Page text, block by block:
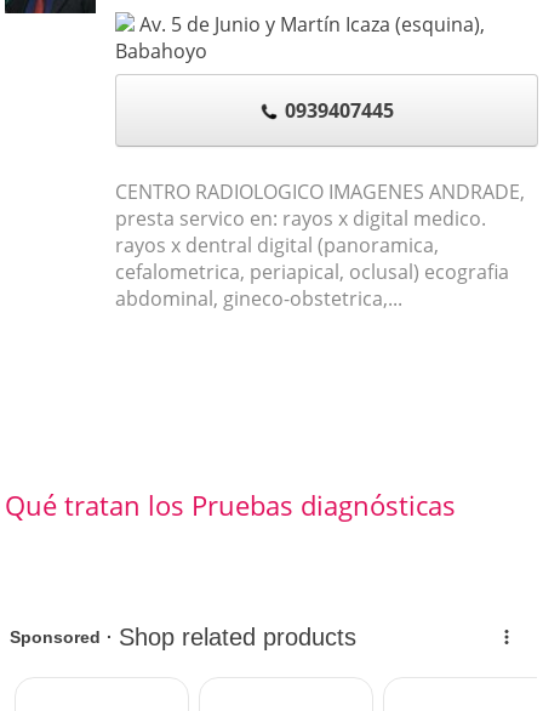
Av. 5 de Junio y Martín Icaza (esquina),
Babahoyo
0939407445
CENTRO RADIOLOGICO IMAGENES ANDRADE,
presta servico en: rayos x digital medico.
rayos x dentral digital (panoramica,
cefalometrica, periapical, oclusal) ecografia
abdominal, gineco-obstetrica,...
Qué tratan los Pruebas diagnósticas